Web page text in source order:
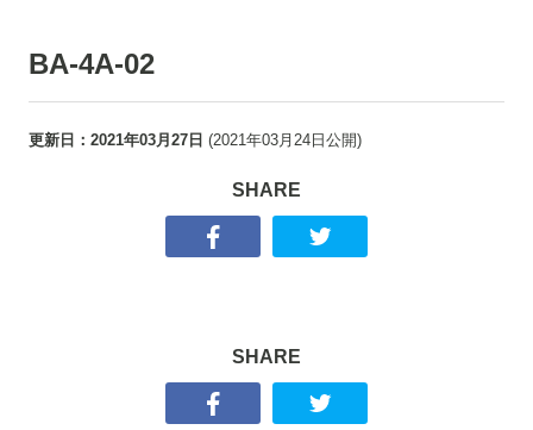
BA-4A-02
更新日： 2021年03月27日 (2021年03月24日 公開)
SHARE
SHARE